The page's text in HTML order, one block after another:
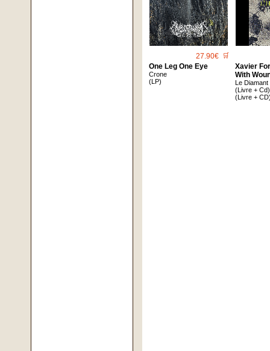
27.90€ 🛒
One Leg One Eye
Crone
(LP)
Xavier
With
Le
(Livre + Cd)
(Livre +